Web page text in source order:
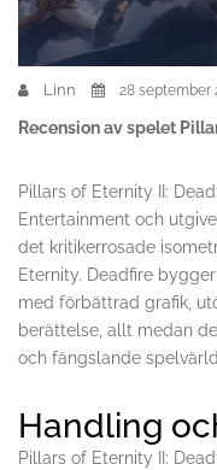
Linn 28 september
Recension av spelet
Pillars of Eternity II:
Entertainment och
det kritikerrosade
Eternity. Deadfire
med förbättrad grafik,
berättelse, allt medan
och fängslande
Handling
Pillars of Eternity II: